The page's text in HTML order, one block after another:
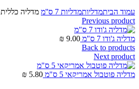
עמוד הביתמדליותמדליות 7 ס''מ
מדליה כללית 6.5 ס”מ
Previous product
מדליה ג'ודו 7 ס"מ 9.00
₪
Back to products
Next product
מדליה פוטבול אמריקאי 5 ס"מ 5.80
₪